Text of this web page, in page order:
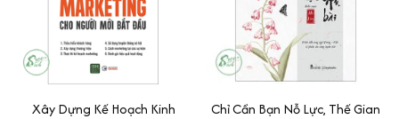
Xây Dựng Kế Hoạch Kinh
Chỉ Cần Bạn Nỗ Lực, Thế Gian